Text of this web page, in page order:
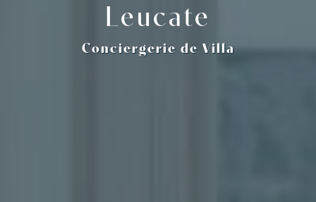
Leucate
Conciergerie de Villa